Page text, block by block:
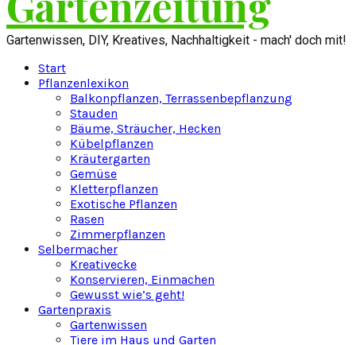
Gartenwissen, DIY, Kreatives, Nachhaltigkeit - mach' doch mit!
Start
Pflanzenlexikon
Balkonpflanzen, Terrassenbepflanzung
Stauden
Bäume, Sträucher, Hecken
Kübelpflanzen
Kräutergarten
Gemüse
Kletterpflanzen
Exotische Pflanzen
Rasen
Zimmerpflanzen
Selbermacher
Kreativecke
Konservieren, Einmachen
Gewusst wie’s geht!
Gartenpraxis
Gartenwissen
Tiere im Haus und Garten